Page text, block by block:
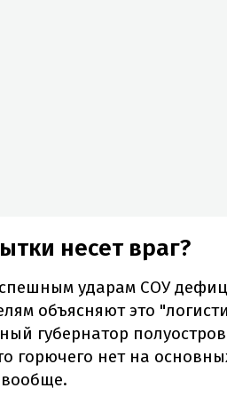
несет враг?
ударам СОУ
объясняют это
губернатор
горючего нет на
вообще.